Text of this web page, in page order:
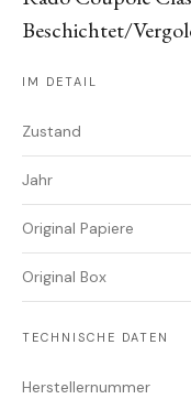
Beschichtet/
IM DETAIL
Zustand
Jahr
Original Papiere
Original Box
TECHNISCHE DATEN
Herstellernummer